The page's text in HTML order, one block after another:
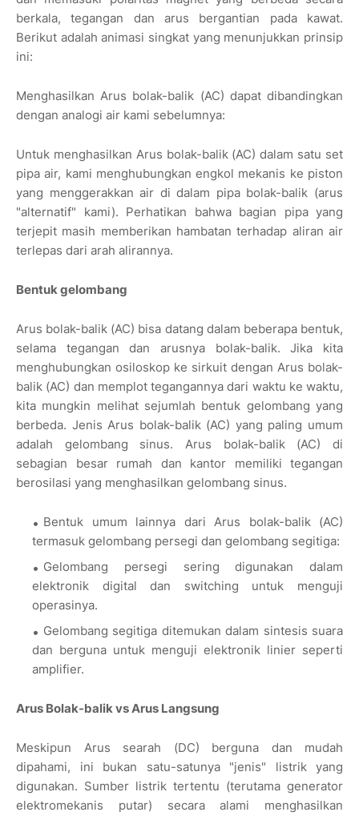
berkala, tegangan dan arus bergantian pada kawat.
Berikut adalah animasi singkat yang menunjukkan prinsip
ini:
Menghasilkan Arus bolak-balik (AC) dapat dibandingkan
dengan analogi air kami sebelumnya:
Untuk menghasilkan Arus bolak-balik (AC) dalam satu set
pipa air, kami menghubungkan engkol mekanis ke piston
yang menggerakkan air di dalam pipa bolak-balik (arus
"alternatif" kami). Perhatikan bahwa bagian pipa yang
terjepit masih memberikan hambatan terhadap aliran air
terlepas dari arah alirannya.
Bentuk gelombang
Arus bolak-balik (AC) bisa datang dalam beberapa bentuk,
selama tegangan dan arusnya bolak-balik. Jika kita
menghubungkan osiloskop ke sirkuit dengan Arus bolak-
balik (AC) dan memplot tegangannya dari waktu ke waktu,
kita mungkin melihat sejumlah bentuk gelombang yang
berbeda. Jenis Arus bolak-balik (AC) yang paling umum
adalah gelombang sinus. Arus bolak-balik (AC) di
sebagian besar rumah dan kantor memiliki tegangan
berosilasi yang menghasilkan gelombang sinus.
Bentuk umum lainnya dari Arus bolak-balik (AC)
termasuk gelombang persegi dan gelombang segitiga:
Gelombang persegi sering digunakan dalam
elektronik digital dan switching untuk menguji
operasinya.
Gelombang segitiga ditemukan dalam sintesis suara
dan berguna untuk menguji elektronik linier seperti
amplifier.
Arus Bolak-balik vs Arus Langsung
Meskipun Arus searah (DC) berguna dan mudah
dipahami, ini bukan satu-satunya "jenis" listrik yang
digunakan. Sumber listrik tertentu (terutama generator
elektromekanis putar) secara alami menghasilkan